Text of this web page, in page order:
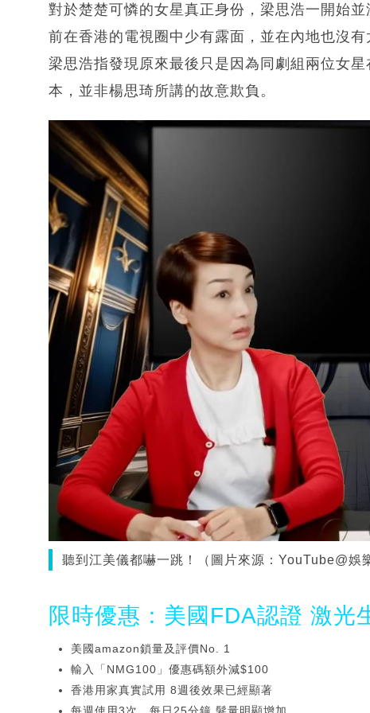
對於楚楚可憐的女星真正身份，梁思浩一開始
前在香港的電視圈中少有露面，並在內地也沒
梁思浩指發現原來最後只是因為同劇組兩位女
本，並非楊思琦所講的故意欺負。
聽到江美儀都嚇一跳！（圖片來源：YouTube@娛
限時優惠：美國FDA認證 激光
美國amazon鎖量及評價No. 1
輸入「NMG100」優惠碼額外減$100
香港用家真實試用 8週後效果已經顯著